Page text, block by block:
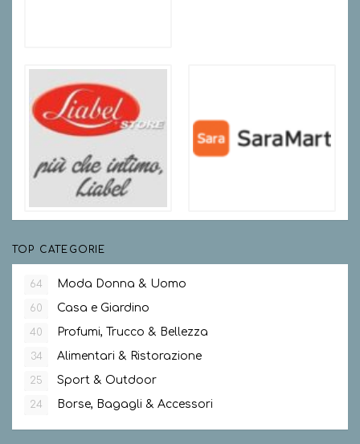
TOP CATEGORIE
64 Moda Donna & Uomo
60 Casa e Giardino
40 Profumi, Trucco & Bellezza
34 Alimentari & Ristorazione
25 Sport & Outdoor
24 Borse, Bagagli & Accessori